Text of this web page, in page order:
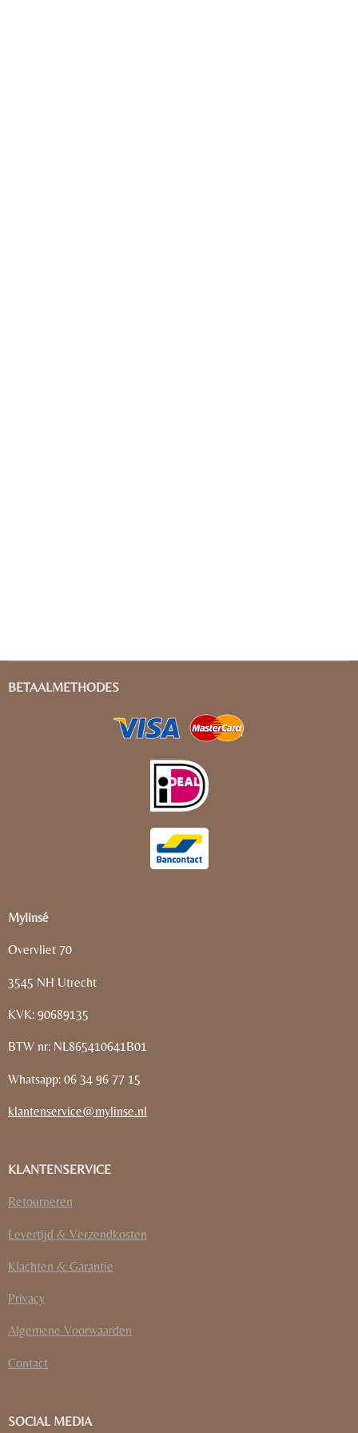
BETAALMETHODES
Mylinsé
Overvliet 70
3545 NH Utrecht
KVK: 90689135
BTW nr: NL865410641B01
Whatsapp: 06 34 96 77 15
klantenservice@mylinse.nl
KLANTENSERVICE
Retourneren
Levertijd & Verzendkosten
Klachten & Garantie
Privacy
Algemene Voorwaarden
Contact
SOCIAL MEDIA